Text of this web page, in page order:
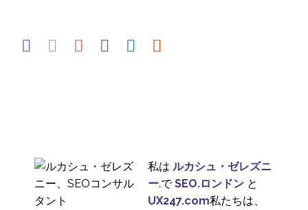
私は ルカシュ・ゼレズニ
ー.でSEO.ロンドン と
UX247.com私たちは、